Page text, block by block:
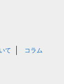
て コラム